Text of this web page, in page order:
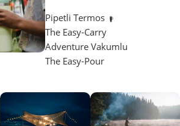
Pipetli Termos
The Easy-Carry
Adventure Vakumlu
The Easy-Pour